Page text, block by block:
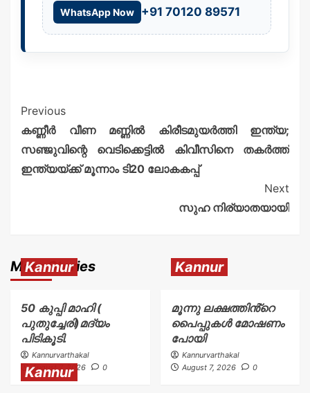
WhatsApp Now +91 70120 89571
Previous
കണ്ണീർ വീണ മണ്ണിൽ കിരീടമുയർത്തി ഇന്ത്യ;
സഞ്ജുവിന്റെ വെടിക്കെട്ടിൽ കിവീസിനെ തകർത്ത്
ഇന്ത്യയ്ക്ക് മൂന്നാം ടി20 ലോകകപ്പ്
Next
സുഹ നിര്യാതയായി
More Stories
Kannur
50 കുപ്പി മാഹി (
പുതുച്ചേരി)മദ്യം
പിടികൂടി.
Kannurvarthakal
August 7, 2026
0
Kannur
മൂന്നു ലക്ഷത്തിൻ്റെ
പൈപ്പുകൾ മോഷണം
പോയി
Kannurvarthakal
August 7, 2026
0
Kannur